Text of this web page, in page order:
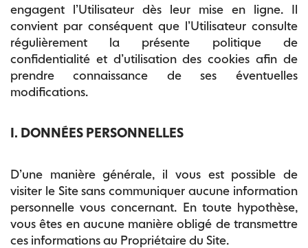
engagent l’Utilisateur dès leur mise en ligne. Il
convient par conséquent que l’Utilisateur consulte
régulièrement la présente politique de
confidentialité et d’utilisation des cookies afin de
prendre connaissance de ses éventuelles
modifications.
I. DONNÉES PERSONNELLES
D’une manière générale, il vous est possible de
visiter le Site sans communiquer aucune information
personnelle vous concernant. En toute hypothèse,
vous êtes en aucune manière obligé de transmettre
ces informations au Propriétaire du Site.